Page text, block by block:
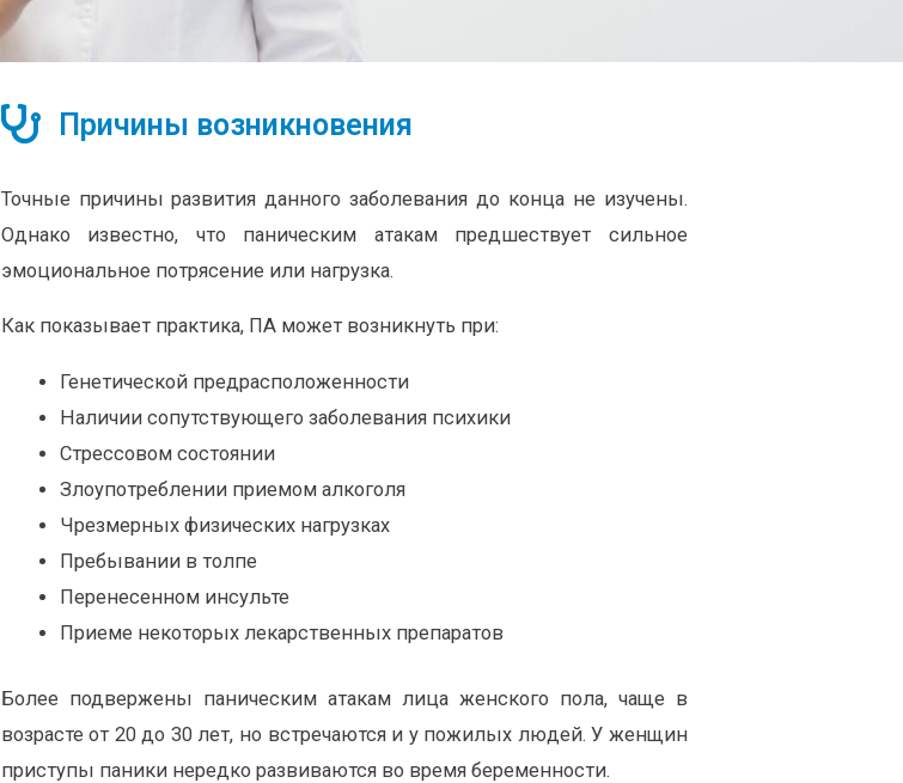
Причины возникновения
Точные причины развития данного заболевания до конца не изучены.
Однако известно, что паническим атакам предшествует сильное
эмоциональное потрясение или нагрузка.
Как показывает практика, ПА может возникнуть при:
Генетической предрасположенности
Наличии сопутствующего заболевания психики
Стрессовом состоянии
Злоупотреблении приемом алкоголя
Чрезмерных физических нагрузках
Пребывании в толпе
Перенесенном инсульте
Приеме некоторых лекарственных препаратов
Более подвержены паническим атакам лица женского пола, чаще в
возрасте от 20 до 30 лет, но встречаются и у пожилых людей. У женщин
приступы паники нередко развиваются во время беременности.